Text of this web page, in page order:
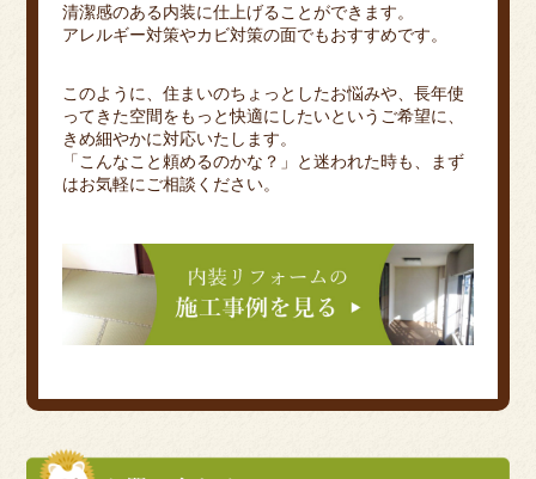
清潔感のある内装に仕上げることができます。
アレルギー対策やカビ対策の面でもおすすめです。
このように、住まいのちょっとしたお悩みや、長年使
ってきた空間をもっと快適にしたいというご希望に、
きめ細やかに対応いたします。
「こんなこと頼めるのかな？」と迷われた時も、まず
はお気軽にご相談ください。